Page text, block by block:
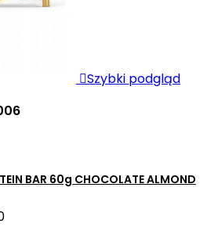
Szybki podgląd
BAR 60g CHOCOLATE ALMOND